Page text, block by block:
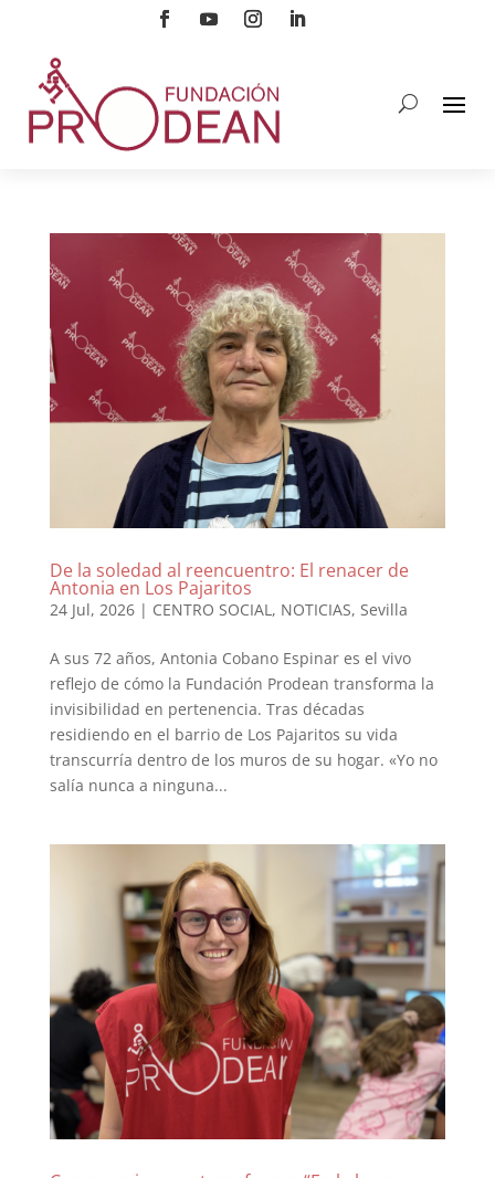
De la soledad al reencuentro: El renacer de
Antonia en Los Pajaritos
24 Jul, 2026| CENTRO SOCIAL, NOTICIAS, Sevilla
A sus 72 años, Antonia Cobano Espinar es el vivo
reflejo de cómo la Fundación Prodean transforma la
invisibilidad en pertenencia. Tras décadas
residiendo en el barrio de Los Pajaritos su vida
transcurría dentro de los muros de su hogar. «Yo no
salía nunca a ninguna...